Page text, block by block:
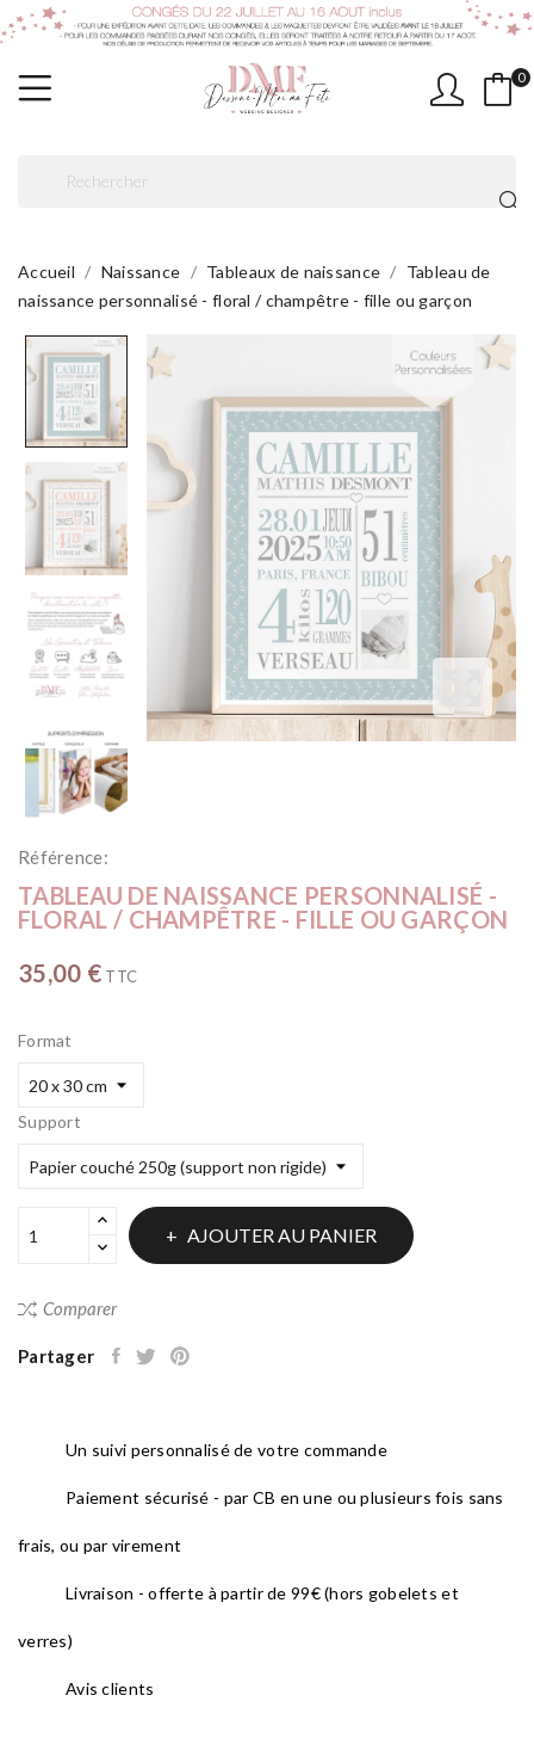
0
Accueil Naissance Tableaux de naissance
Tableau de
naissance personnalisé - floral / champêtre - fille ou garçon
Référence:
TABLEAU DE NAISSANCE PERSONNALISÉ -
FLORAL / CHAMPÊTRE - FILLE OU GARÇON
35,00 € TTC
Format
Support
AJOUTER AU PANIER
Comparer
Partager
Un suivi personnalisé de votre commande
Paiement sécurisé - par CB en une ou plusieurs fois sans
frais, ou par virement
Livraison - offerte à partir de 99€ (hors gobelets et
verres)
Avis clients